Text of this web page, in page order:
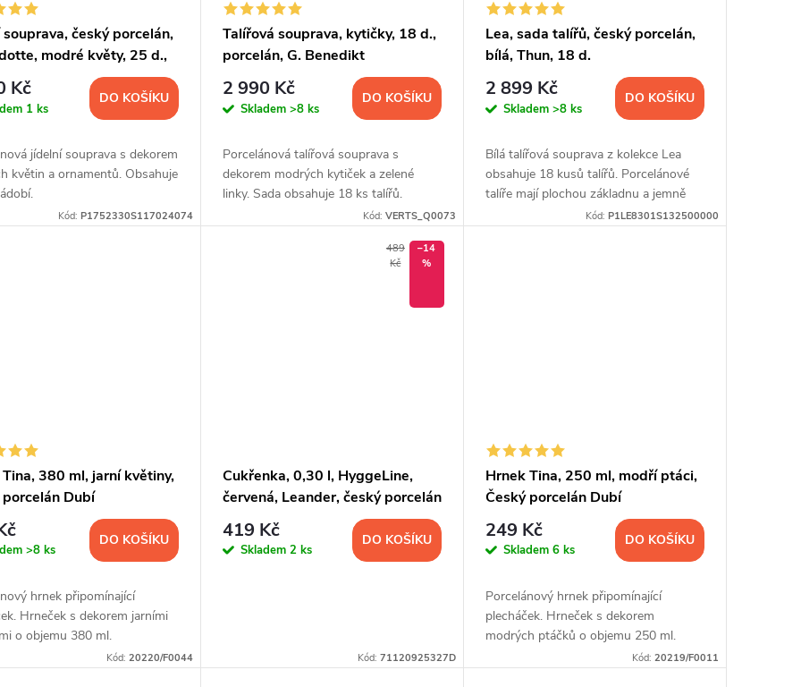
souprava, český porcelán,
modré květy, 25 d.,
Kč
1 ks
DO KOŠÍKU
jídelní souprava s dekorem
květin a ornamentů. Obsahuje
Kód: P1752330S117024074
Talířová souprava, kytičky, 18 d.,
porcelán, G. Benedikt
2 990 Kč
Skladem >8 ks
DO KOŠÍKU
Porcelánová talířová souprava s
dekorem modrých kytiček a zelené
linky. Sada obsahuje 18 ks talířů.
Kód: VERTS_Q0073
Lea, sada talířů, český porcelán,
bílá, Thun, 18 d.
2 899 Kč
Skladem >8 ks
DO KOŠÍKU
Bílá talířová souprava z kolekce Lea
obsahuje 18 kusů talířů. Porcelánové
talíře mají plochou základnu a jemně
vroubkované okraje.Kód: P1LE8301S132500000
380 ml, jarní květiny,
Dubí
>8 ks
DO KOŠÍKU
hrnek připomínající
Hrneček s dekorem jarními
o objemu 380 ml.
Kód: 20220/F0044
489
Kč
–14
%
Cukřenka, 0,30 l, HyggeLine,
červená, Leander, český porcelán
419 Kč
Skladem 2 ks
DO KOŠÍKU
Kód: 71120925327D
Hrnek Tina, 250 ml, modří ptáci,
Český porcelán Dubí
249 Kč
Skladem 6 ks
DO KOŠÍKU
Porcelánový hrnek připomínající
plecháček. Hrneček s dekorem
modrých ptáčků o objemu 250 ml.
Kód: 20219/F0011